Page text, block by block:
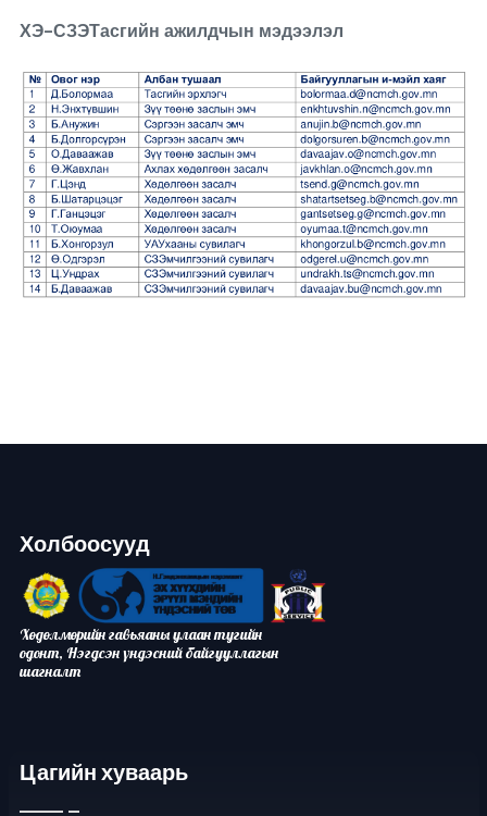
ХЭ-СЗЭТасгийн ажилдчын мэдээлэл
Холбоосууд
Хөдөлмөрийн гавьяаны улаан тугийн
одонт, Нэгдсэн үндэсний байгууллагын
шагналт
Цагийн хуваарь